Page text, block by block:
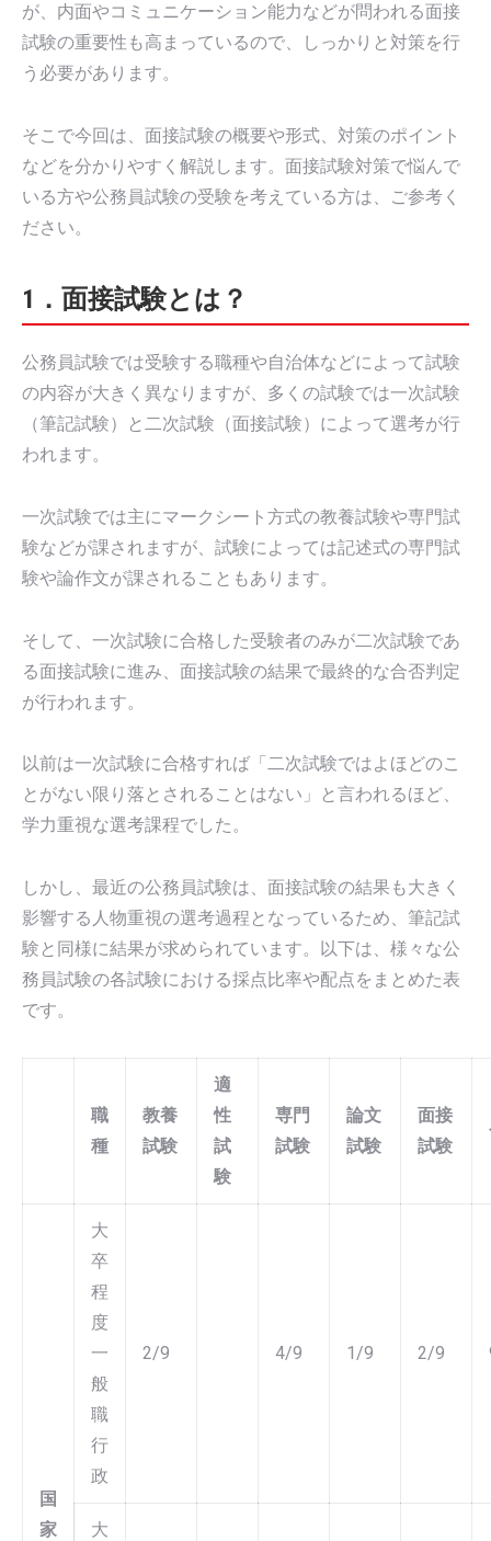
が、内面やコミュニケーション能力などが問われる面接
試験の重要性も高まっているので、しっかりと対策を行
う必要があります。
そこで今回は、面接試験の概要や形式、対策のポイント
などを分かりやすく解説します。面接試験対策で悩んで
いる方や公務員試験の受験を考えている方は、ご参考く
ださい。
1．面接試験とは？
公務員試験では受験する職種や自治体などによって試験
の内容が大きく異なりますが、多くの試験では一次試験
（筆記試験）と二次試験（面接試験）によって選考が行
われます。
一次試験では主にマークシート方式の教養試験や専門試
験などが課されますが、試験によっては記述式の専門試
験や論作文が課されることもあります。
そして、一次試験に合格した受験者のみが二次試験であ
る面接試験に進み、面接試験の結果で最終的な合否判定
が行われます。
以前は一次試験に合格すれば「二次試験ではよほどのこ
とがない限り落とされることはない」と言われるほど、
学力重視な選考課程でした。
しかし、最近の公務員試験は、面接試験の結果も大きく
影響する人物重視の選考過程となっているため、筆記試
験と同様に結果が求められています。以下は、様々な公
務員試験の各試験における採点比率や配点をまとめた表
です。
職
種
教養
試験
適
性
試
験
専門
試験
論文
試験
面接
試験
国
家
大
卒
程
度
一
般
職
行
政
2/9 4/9 1/9 2/9
大